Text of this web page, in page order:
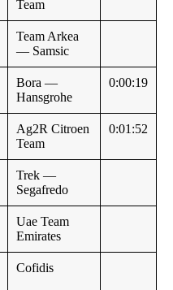
Team
Team Arkea
— Samsic
Bora —
Hansgrohe
0:00:19
Ag2R Citroen
Team
0:01:52
Trek —
Segafredo
Uae Team
Emirates
Cofidis